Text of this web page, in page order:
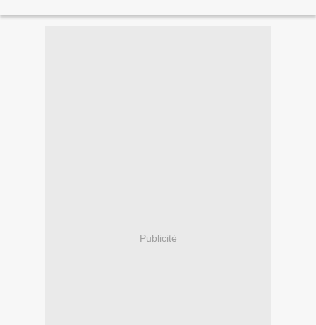
Publicité